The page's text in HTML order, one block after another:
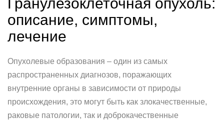
описание, симптомы,
лечение
Опухолевые образования – один из самых
распространенных диагнозов, поражающих
внутренние органы в зависимости от природы
происхождения, это могут быть как злокачественные,
раковые патологии, так и доброкачественные